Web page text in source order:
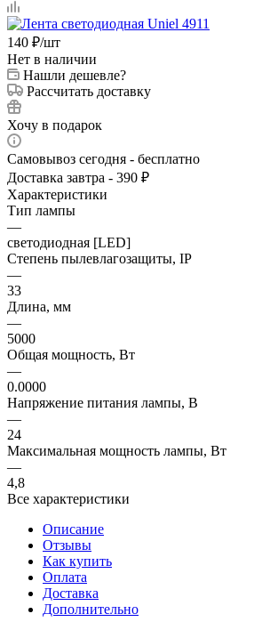
140 ₽/шт
Нет в наличии
Нашли дешевле?
Рассчитать доставку
Хочу в подарок
Самовывоз сегодня - бесплатно
Доставка завтра - 390 ₽
Характеристики
Тип лампы
—
светодиодная [LED]
Степень пылевлагозащиты, IP
—
33
Длина, мм
—
5000
Общая мощность, Вт
—
0.0000
Напряжение питания лампы, В
—
24
Максимальная мощность лампы, Вт
—
4,8
Все характеристики
Описание
Отзывы
Как купить
Оплата
Доставка
Дополнительно